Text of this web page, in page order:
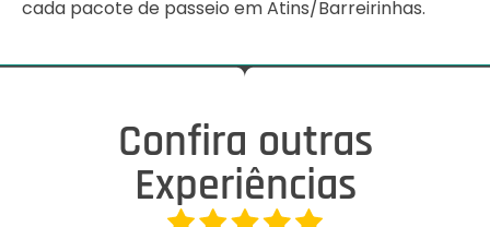
cada pacote de passeio em Atins/Barreirinhas.
Confira outras
Experiências